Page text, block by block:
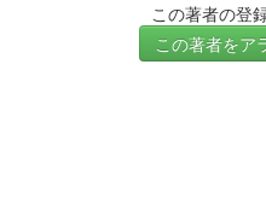
この著者の登
この著者をア